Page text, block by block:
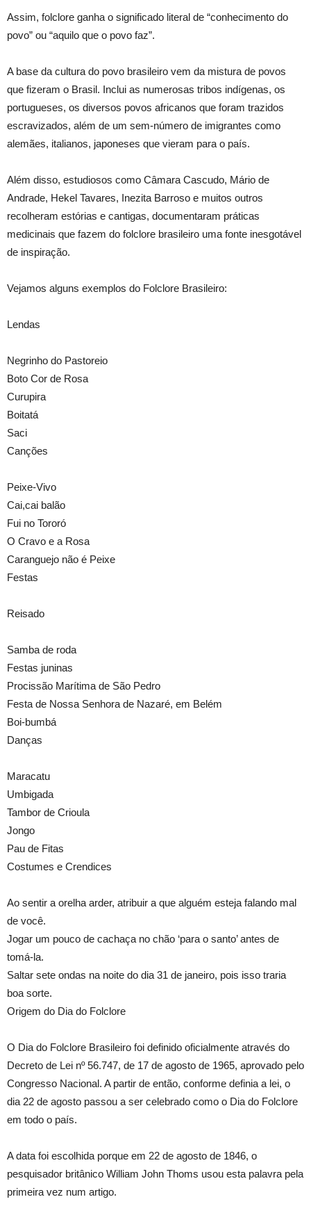
Assim, folclore ganha o significado literal de “conhecimento do
povo” ou “aquilo que o povo faz”.
A base da cultura do povo brasileiro vem da mistura de povos
que fizeram o Brasil. Inclui as numerosas tribos indígenas, os
portugueses, os diversos povos africanos que foram trazidos
escravizados, além de um sem-número de imigrantes como
alemães, italianos, japoneses que vieram para o país.
Além disso, estudiosos como Câmara Cascudo, Mário de
Andrade, Hekel Tavares, Inezita Barroso e muitos outros
recolheram estórias e cantigas, documentaram práticas
medicinais que fazem do folclore brasileiro uma fonte inesgotável
de inspiração.
Vejamos alguns exemplos do Folclore Brasileiro:
Lendas
Negrinho do Pastoreio
Boto Cor de Rosa
Curupira
Boitatá
Saci
Canções
Peixe-Vivo
Cai,cai balão
Fui no Tororó
O Cravo e a Rosa
Caranguejo não é Peixe
Festas
Reisado
Samba de roda
Festas juninas
Procissão Marítima de São Pedro
Festa de Nossa Senhora de Nazaré, em Belém
Boi-bumbá
Danças
Maracatu
Umbigada
Tambor de Crioula
Jongo
Pau de Fitas
Costumes e Crendices
Ao sentir a orelha arder, atribuir a que alguém esteja falando mal
de você.
Jogar um pouco de cachaça no chão ‘para o santo’ antes de
tomá-la.
Saltar sete ondas na noite do dia 31 de janeiro, pois isso traria
boa sorte.
Origem do Dia do Folclore
O Dia do Folclore Brasileiro foi definido oficialmente através do
Decreto de Lei nº 56.747, de 17 de agosto de 1965, aprovado pelo
Congresso Nacional. A partir de então, conforme definia a lei, o
dia 22 de agosto passou a ser celebrado como o Dia do Folclore
em todo o país.
A data foi escolhida porque em 22 de agosto de 1846, o
pesquisador britânico William John Thoms usou esta palavra pela
primeira vez num artigo.